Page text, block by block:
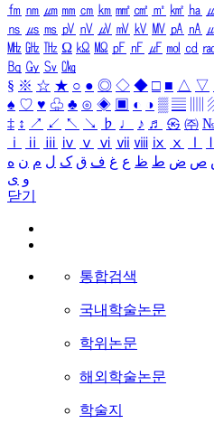
㎙ ㎚ ㎛ ㎜ ㎝ ㎞ ㎟ ㎠ ㎡ ㎢ ㏊
㎱ ㎲ ㎳ ㎴ ㎵ ㎶ ㎷ ㎸ ㎹ ㎀ ㎁
㎒ ㎓ ㎔ Ω ㏀ ㏁ ㎊ ㎋ ㎌ ㏖ ㏅ ㎭
㏃ ㏉ ㏜ ㏆
§ ※ ☆ ★ ○ ● ◎ ◇ ◆ □ ■ △ ▽
♠ ♡ ♥ ♧ ♣ ⊙ ◈ ▣ ◐ ◑ ▒ ▤
‡ ↕ ↗ ↙ ↖ ↘ ♭ ♩ ♪ ♬ ㉿ ㈜
ⅰ
ⅱ ⅲ ⅳ ⅴ ⅵ ⅶ ⅷ ⅸ ⅹ
ص ض ط ظ ع غ ف ق ک ل م ن ه
و ی
닫기
통합검색
국내학술논문
학위논문
해외학술논문
학술지